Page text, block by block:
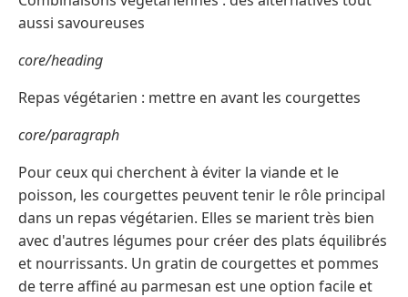
aussi savoureuses
core/heading
Repas végétarien : mettre en avant les courgettes
core/paragraph
Pour ceux qui cherchent à éviter la viande et le
poisson, les courgettes peuvent tenir le rôle principal
dans un repas végétarien. Elles se marient très bien
avec d'autres légumes pour créer des plats équilibrés
et nourrissants. Un gratin de courgettes et pommes
de terre affiné au parmesan est une option facile et